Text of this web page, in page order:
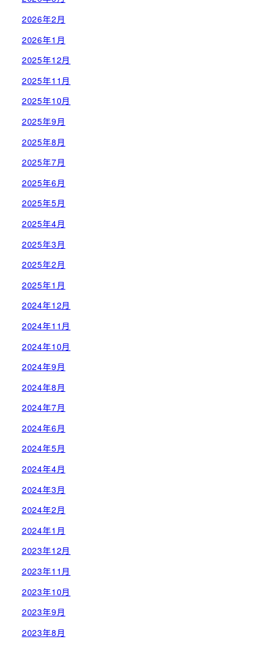
2026年2月
2026年1月
2025年12月
2025年11月
2025年10月
2025年9月
2025年8月
2025年7月
2025年6月
2025年5月
2025年4月
2025年3月
2025年2月
2025年1月
2024年12月
2024年11月
2024年10月
2024年9月
2024年8月
2024年7月
2024年6月
2024年5月
2024年4月
2024年3月
2024年2月
2024年1月
2023年12月
2023年11月
2023年10月
2023年9月
2023年8月